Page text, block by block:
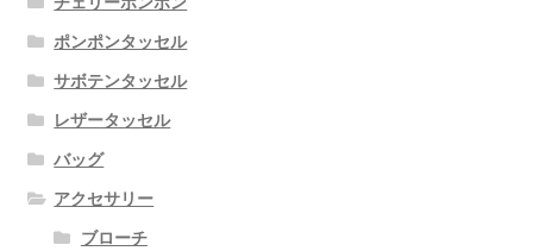
ポンポンタッセル
サボテンタッセル
レザータッセル
バッグ
アクセサリー
ブローチ